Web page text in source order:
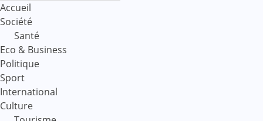
Accueil
Société
Santé
Eco & Business
Politique
Sport
International
Culture